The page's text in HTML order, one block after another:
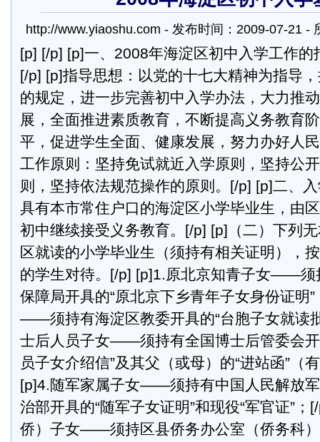
http://www.yiaoshu.com - 发布时间：2009-07-21 -
[p] [/p] [p]一、2008年海淀区初中入学工作的
[/p] [p]指导思想：以党的十七大精神为指导
的规定，进一步完善初中入学办法，大力推
展，全面推进素质教育，不断提高义务教育
平，促进学生全面、健康发展，努力办好人
工作原则：坚持免试就近入学原则，坚持公
则，坚持依法规范操作的原则。[/p] [p]二、
具有本市常住户口的海淀区小学毕业生，由
初中继续接受义务教育。[/p] [p]（二）下列
区就读的小学毕业生（须持有相关证明），
的学生对待。[/p] [p]1.原北京知青子女——须
保障局开具的“原北京下乡青年子女身份证明
——须持有海淀区教委开具的“台胞子女就读
士后人员子女——须持有全国博士后管委会开
员子女介绍信”及其父（或母）的“进站函”（
[p]4.随军家属子女——须持有中国人民解放
治部开具的“随军子女证明”和现役“军官证”
侨）子女——须持区县侨务办公室（侨务科）